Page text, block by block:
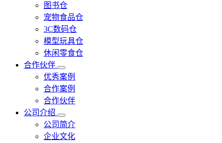
图书仓
宠物食品仓
3C数码仓
模型玩具仓
休闲零食仓
合作伙伴
优秀案例
合作案例
合作伙伴
公司介绍
公司简介
企业文化